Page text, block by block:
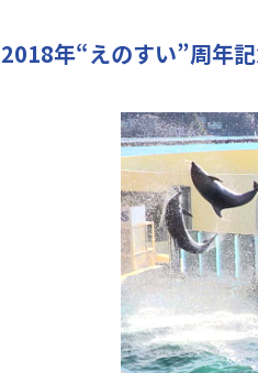
2018年“えのすい”周年記